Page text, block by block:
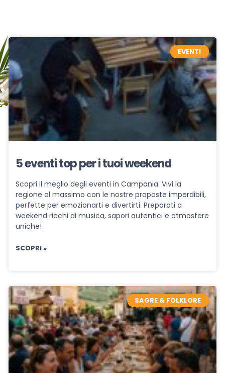
EVENTI
5 eventi top per i tuoi weekend
Scopri il meglio degli eventi in Campania. Vivi la
regione al massimo con le nostre proposte imperdibili,
perfette per emozionarti e divertirti. Preparati a
weekend ricchi di musica, sapori autentici e atmosfere
uniche!
SCOPRI »
SAGRE & FOLKLORE